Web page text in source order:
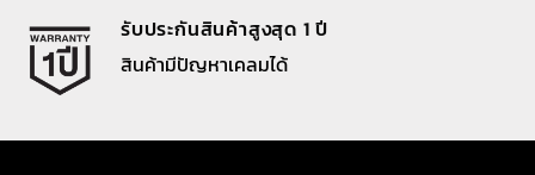
รับประกันสินค้าสูงสุด 1 ปี
สินค้ามีปัญหาเคลมได้